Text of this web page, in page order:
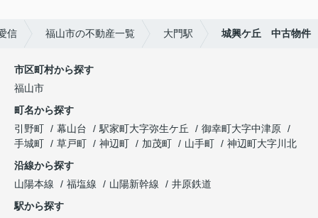
信 福山市の不動産一覧 大門駅 城興ケ丘 中古物件
市区町村から探す
福山市
町名から探す
引野町
幕山台 駅家町大字弥生ケ丘
御幸町大字中津原
手城町
草戸町 神辺町 加茂町 山手町
神辺町大字川北
沿線から探す
山陽本線
福塩線 山陽新幹線
井原鉄道
駅から探す